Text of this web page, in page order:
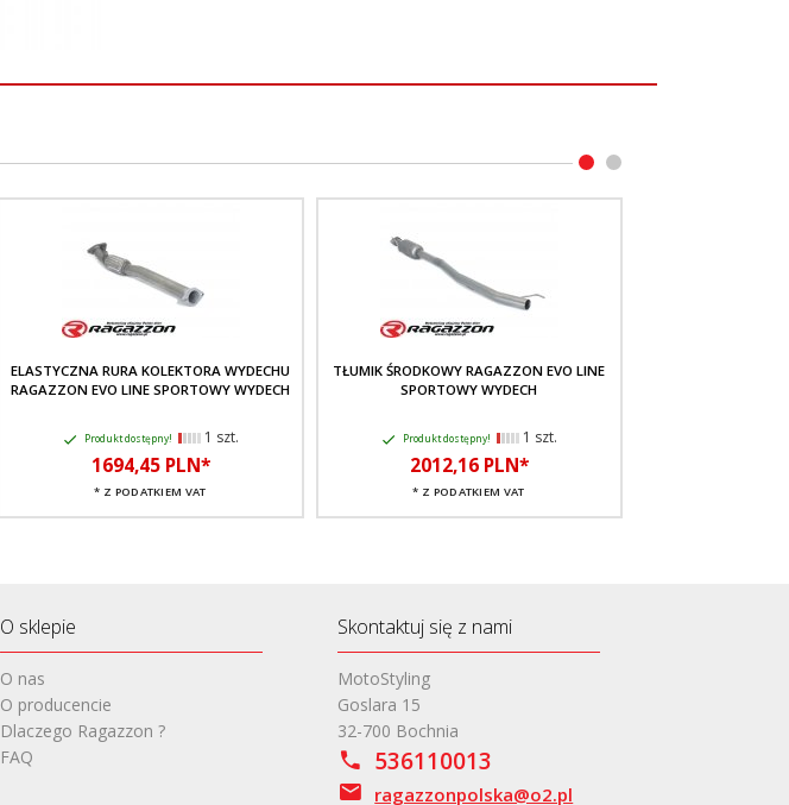
ELASTYCZNA RURA KOLEKTORA WYDECHU
RAGAZZON EVO LINE SPORTOWY WYDECH
Produkt dostępny! 1 szt.
1694,45 PLN*
* Z PODATKIEM VAT
TŁUMIK ŚRODKOWY RAGAZZON EVO LINE
SPORTOWY WYDECH
Produkt dostępny! 1 szt.
2012,16 PLN*
* Z PODATKIEM VAT
O sklepie
O nas
O producencie
Dlaczego Ragazzon ?
FAQ
Skontaktuj się z nami
MotoStyling
Goslara 15
32-700 Bochnia
536110013
ragazzonpolska@o2.pl